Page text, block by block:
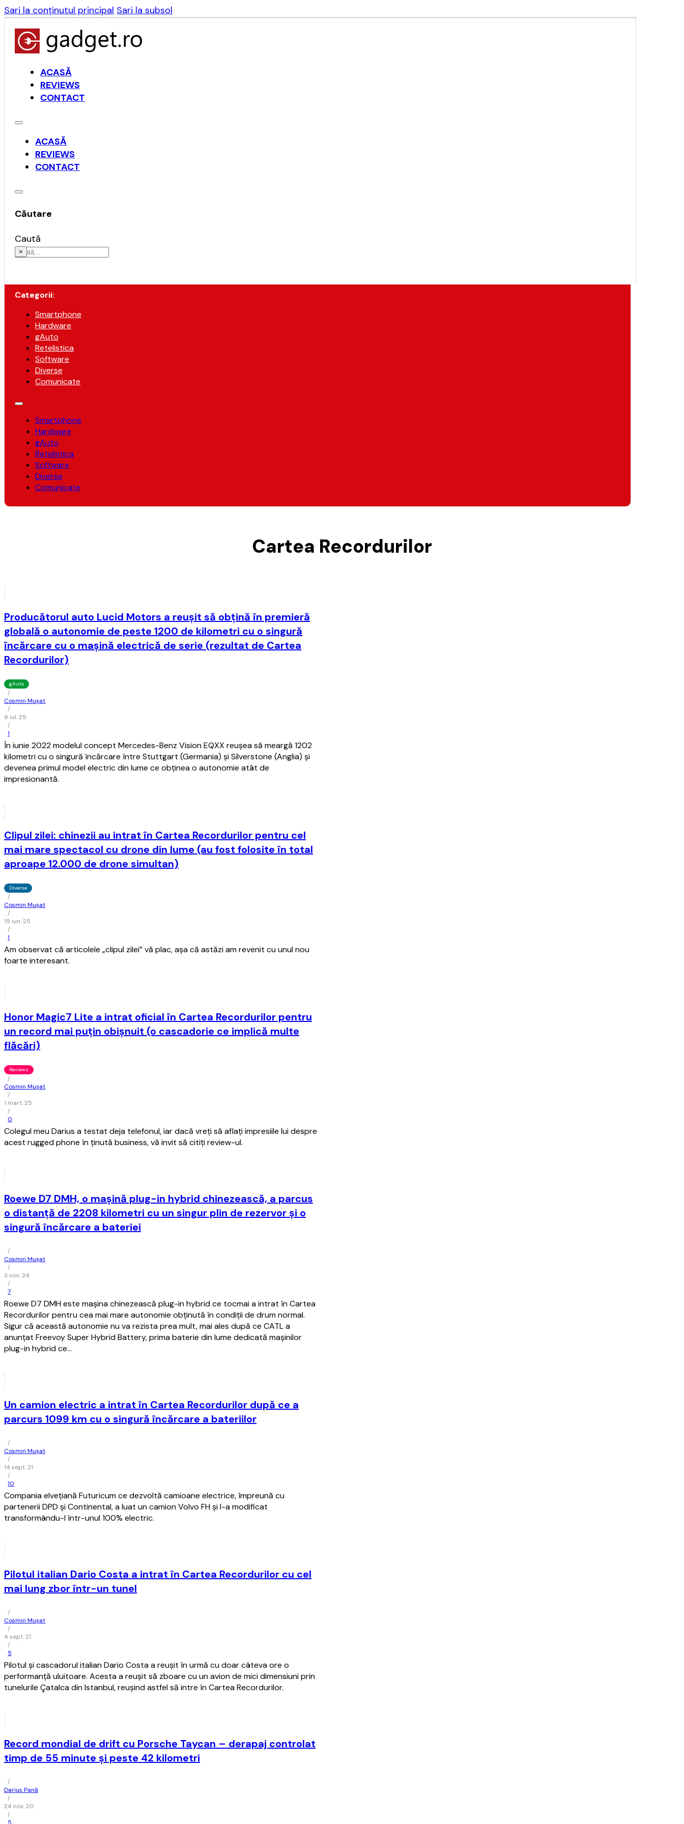
Sari la conținutul principal Sari la subsol
ACASĂ
REVIEWS
CONTACT
ACASĂ
REVIEWS
CONTACT
Căutare
Caută
×
Categorii:
Smartphone
Hardware
gAuto
Retelistica
Software
Diverse
Comunicate
Smartphone
Hardware
gAuto
Retelistica
Software
Diverse
Comunicate
Cartea Recordurilor
Producătorul auto Lucid Motors a reuşit să obţină în premieră
globală o autonomie de peste 1200 de kilometri cu o singură
încărcare cu o maşină electrică de serie (rezultat de Cartea
Recordurilor)
gAuto
/
Cosmin Mușat
/
9 iul. 25
/
1
În iunie 2022 modelul concept Mercedes-Benz Vision EQXX reuşea să meargă 1202
kilometri cu o singură încărcare între Stuttgart (Germania) şi Silverstone (Anglia) şi
devenea primul model electric din lume ce obţinea o autonomie atât de
impresionantă.
Clipul zilei: chinezii au intrat în Cartea Recordurilor pentru cel
mai mare spectacol cu drone din lume (au fost folosite în total
aproape 12.000 de drone simultan)
Diverse
/
Cosmin Mușat
/
19 iun. 25
/
1
Am observat că articolele „clipul zilei” vă plac, aşa că astăzi am revenit cu unul nou
foarte interesant.
Honor Magic7 Lite a intrat oficial în Cartea Recordurilor pentru
un record mai puţin obişnuit (o cascadorie ce implică multe
flăcări)
Reviews
/
Cosmin Mușat
/
1 mart. 25
/
0
Colegul meu Darius a testat deja telefonul, iar dacă vreţi să aflaţi impresiile lui despre
acest rugged phone în ţinută business, vă invit să citiţi review-ul.
Roewe D7 DMH, o maşină plug-in hybrid chinezească, a parcus
o distanţă de 2208 kilometri cu un singur plin de rezervor şi o
singură încărcare a bateriei
/
Cosmin Mușat
/
3 nov. 24
/
7
Roewe D7 DMH este maşina chinezească plug-in hybrid ce tocmai a intrat în Cartea
Recordurilor pentru cea mai mare autonomie obţinută în condiţii de drum normal.
Sigur că această autonomie nu va rezista prea mult, mai ales după ce CATL a
anunţat Freevoy Super Hybrid Battery, prima baterie din lume dedicată maşinilor
plug-in hybrid ce…
Un camion electric a intrat în Cartea Recordurilor după ce a
parcurs 1099 km cu o singură încărcare a bateriilor
/
Cosmin Mușat
/
14 sept. 21
/
10
Compania elveţiană Futuricum ce dezvoltă camioane electrice, împreună cu
partenerii DPD şi Continental, a luat un camion Volvo FH şi l-a modificat
transformându-l într-unul 100% electric.
Pilotul italian Dario Costa a intrat în Cartea Recordurilor cu cel
mai lung zbor într-un tunel
/
Cosmin Mușat
/
4 sept. 21
/
5
Pilotul şi cascadorul italian Dario Costa a reuşit în urmă cu doar câteva ore o
performanţă uluitoare. Acesta a reuşit să zboare cu un avion de mici dimensiuni prin
tunelurile Çatalca din Istanbul, reuşind astfel să intre în Cartea Recordurilor.
Record mondial de drift cu Porsche Taycan – derapaj controlat
timp de 55 minute și peste 42 kilometri
/
Darius Pană
/
24 nov. 20
/